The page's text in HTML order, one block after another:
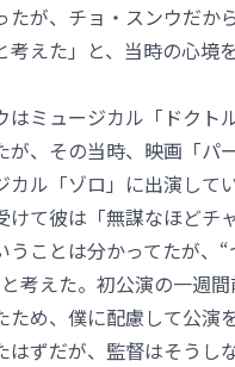
たが、チョ・スンウだか
えた」と、当時の心境
はミュージカル「ドクト
が、その当時、映画「パ
カル「ゾロ」に出演して
けて彼は「無謀なほどチ
うことは分かってたが、
考えた。初公演の一週
ため、僕に配慮して公演
はずだが、監督はそうし